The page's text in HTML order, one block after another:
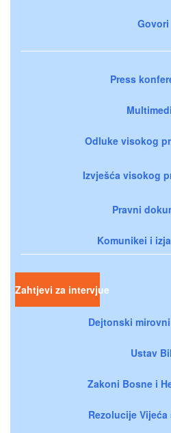
Govori
Press
Odluke visokog
Izvješća visokog
Pravni
Komunikei i
Zahtjevi za intervjue
Dejtonski
Ustav
Zakoni Bosne i
Rezolucije